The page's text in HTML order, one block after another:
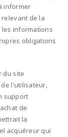
informer
de la
informations
obligations
du site
l'utilisateur,
support
de
la
acquéreur qui